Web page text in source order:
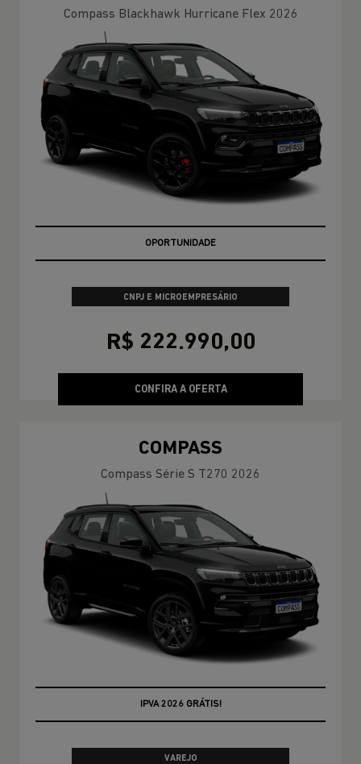
Compass Blackhawk Hurricane Flex 2026
MELHOR PREÇO DO RIO DE JANEIRO
CNPJ E MICROEMPRESÁRIO
R$ 222.990,00
CONFIRA A OFERTA
COMPASS
Compass Série S T270 2026
OPORTUNIDADE
VAREJO